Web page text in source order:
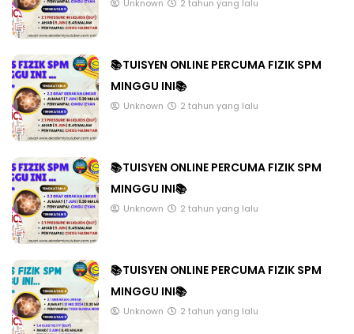
Unknown 2 tahun yang lalu
📚TUISYEN ONLINE PERCUMA FIZIK SPM
MINGGU INI📚
Unknown 2 tahun yang lalu
📚TUISYEN ONLINE PERCUMA FIZIK SPM
MINGGU INI📚
Unknown 2 tahun yang lalu
📚TUISYEN ONLINE PERCUMA FIZIK SPM
MINGGU INI📚
Unknown 2 tahun yang lalu